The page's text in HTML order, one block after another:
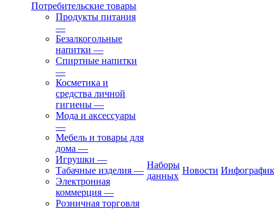
Потребительские товары
Продукты питания
—
Безалкогольные
напитки —
Спиртные напитки
—
Косметика и
средства личной
гигиены —
Мода и аксессуары
—
Мебель и товары для
дома —
Игрушки —
Табачные изделия —
Электронная
коммерция —
Розничная торговля
Наборы
данных
Новости